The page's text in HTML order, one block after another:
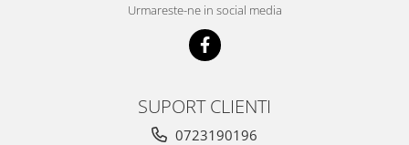
Urmareste-ne in social media
SUPORT CLIENTI
0723190196